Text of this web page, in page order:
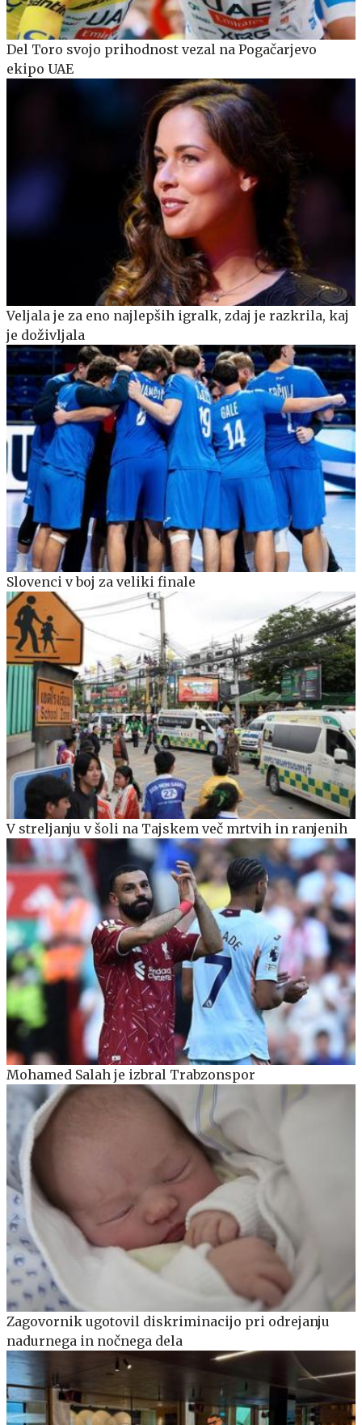
Del Toro svojo prihodnost vezal na Pogačarjevo
ekipo UAE
Veljala je za eno najlepših igralk, zdaj je razkrila, kaj
je doživljala
Slovenci v boj za veliki finale
V streljanju v šoli na Tajskem več mrtvih in ranjenih
Mohamed Salah je izbral Trabzonspor
Zagovornik ugotovil diskriminacijo pri odrejanju
nadurnega in nočnega dela